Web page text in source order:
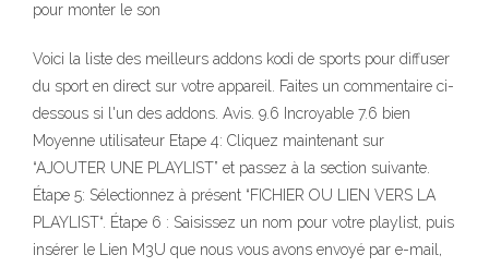
pour monter le son
Voici la liste des meilleurs addons kodi de sports pour diffuser
du sport en direct sur votre appareil. Faites un commentaire ci-
dessous si l'un des addons. Avis. 9.6 Incroyable 7.6 bien
Moyenne utilisateur Etape 4: Cliquez maintenant sur
“AJOUTER UNE PLAYLIST” et passez à la section suivante.
Étape 5: Sélectionnez à présent “FICHIER OU LIEN VERS LA
PLAYLIST“. Étape 6 : Saisissez un nom pour votre playlist, puis
insérer le Lien M3U que nous vous avons envoyé par e-mail,